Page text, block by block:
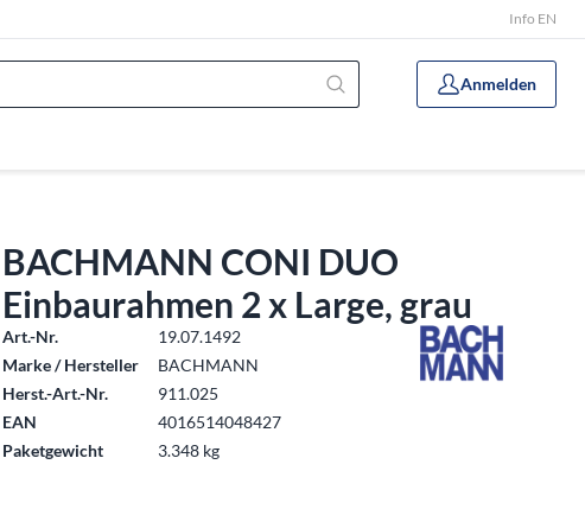
Info EN
Anmelden
BACHMANN CONI DUO
Einbaurahmen 2 x Large, grau
Art.-Nr.
19.07.1492
Marke / Hersteller
BACHMANN
Herst.-Art.-Nr.
911.025
EAN
4016514048427
Paketgewicht
3.348 kg